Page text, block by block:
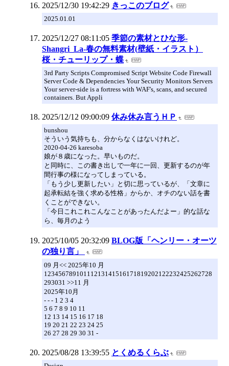
2025/12/30 19:42:29 きっこのブログ
2025.01.01
2025/12/27 08:11:05 季節の素材とひな形-
Shangri_La-春の無料素材(壁紙・イラスト）
桜・チューリップ・蝶
3rd Party Scripts Compromised Script Website Code Firewall
Server Code & Dependencies Your Security Monitors Servers
Your server-side is a fortress with WAF's, scans, and secured
containers. But Appli
2025/12/12 09:00:09 休み休み言うＨＰ
bunshou
そういう気持ちも、分からなくはないけれど。
2020-04-26 karesoba
娘が８歳になった。早いものだ。
と同時に、この書き出しで一年に一回、更新するのが年
間行事の様になってしまっている。
「もう少し更新したい」と切に思っているが、「文章に
起承転結を強く求める性格」からか、オチのない話を書
くことができない。
「今日これこれこんなことがあったんだよー」的な話な
ら、毎月のよう
2025/10/05 20:32:09 BLOG版「ヘンリー・オーツ
の独り言」
09 月<< 2025年10 月
12345678910111213141516171819202122232425262728
293031 >>11 月
2025年10月
- - - 1 2 3 4
5 6 7 8 9 10 11
12 13 14 15 16 17 18
19 20 21 22 23 24 25
26 27 28 29 30 31 -
2025/08/28 13:39:55 とくめるくらぶ